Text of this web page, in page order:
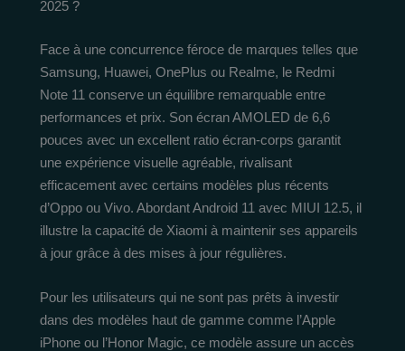
2025 ?
Face à une concurrence féroce de marques telles que
Samsung, Huawei, OnePlus ou Realme, le Redmi
Note 11 conserve un équilibre remarquable entre
performances et prix. Son écran AMOLED de 6,6
pouces avec un excellent ratio écran-corps garantit
une expérience visuelle agréable, rivalisant
efficacement avec certains modèles plus récents
d’Oppo ou Vivo. Abordant Android 11 avec MIUI 12.5, il
illustre la capacité de Xiaomi à maintenir ses appareils
à jour grâce à des mises à jour régulières.
Pour les utilisateurs qui ne sont pas prêts à investir
dans des modèles haut de gamme comme l’Apple
iPhone ou l’Honor Magic, ce modèle assure un accès